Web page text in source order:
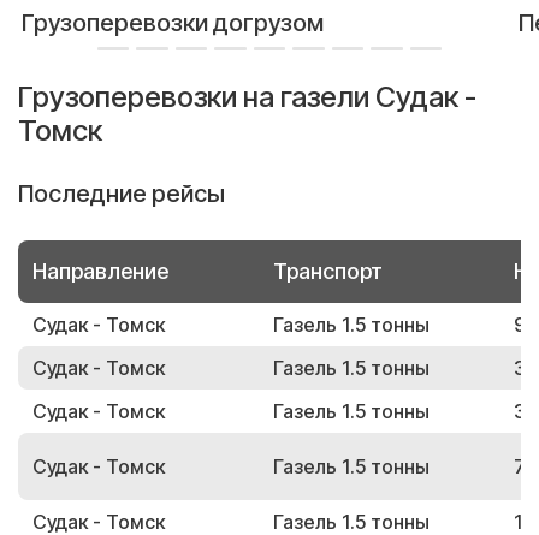
Грузоперевозки догрузом
Грузоперевозки на газели Судак -
Томск
Последние рейсы
Направление Транспорт
Судак - Томск Газель 1.5 тонны
Судак - Томск
Газель 1.5 тонны
Судак - Томск
Газель 1.5 тонны
Судак - Томск Газель 1.5 тонны
Судак - Томск Газель 1.5 тонны